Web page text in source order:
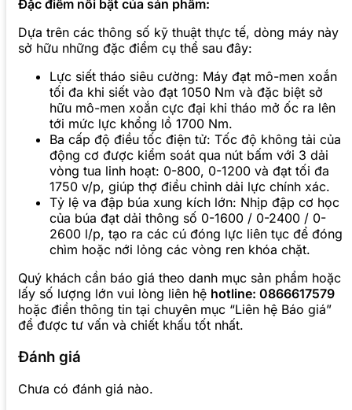
Đặc điểm nổi bật của sản phẩm:
Dựa trên các thông số kỹ thuật thực tế, dòng máy này
sở hữu những đặc điểm cụ thể sau đây:
Lực siết tháo siêu cường: Máy đạt mô-men xoắn
tối đa khi siết vào đạt 1050 Nm và đặc biệt sở
hữu mô-men xoắn cực đại khi tháo mở ốc ra lên
tới mức lực khổng lồ 1700 Nm.
Ba cấp độ điều tốc điện tử: Tốc độ không tải của
động cơ được kiểm soát qua nút bấm với 3 dải
vòng tua linh hoạt: 0-800, 0-1200 và đạt tối đa
1750 v/p, giúp thợ điều chỉnh dải lực chính xác.
Tỷ lệ va đập búa xung kích lớn: Nhịp đập cơ học
của búa đạt dải thông số 0-1600 / 0-2400 / 0-
2600 l/p, tạo ra các cú đóng lực liên tục để đóng
chìm hoặc nới lỏng các vòng ren khóa chặt.
Quý khách cần báo giá theo danh mục sản phẩm hoặc
lấy số lượng lớn vui lòng liên hệ hotline: 0866617579
hoặc điền thông tin tại chuyên mục “Liên hệ Báo giá”
để được tư vấn và chiết khấu tốt nhất.
Đánh giá
Chưa có đánh giá nào.